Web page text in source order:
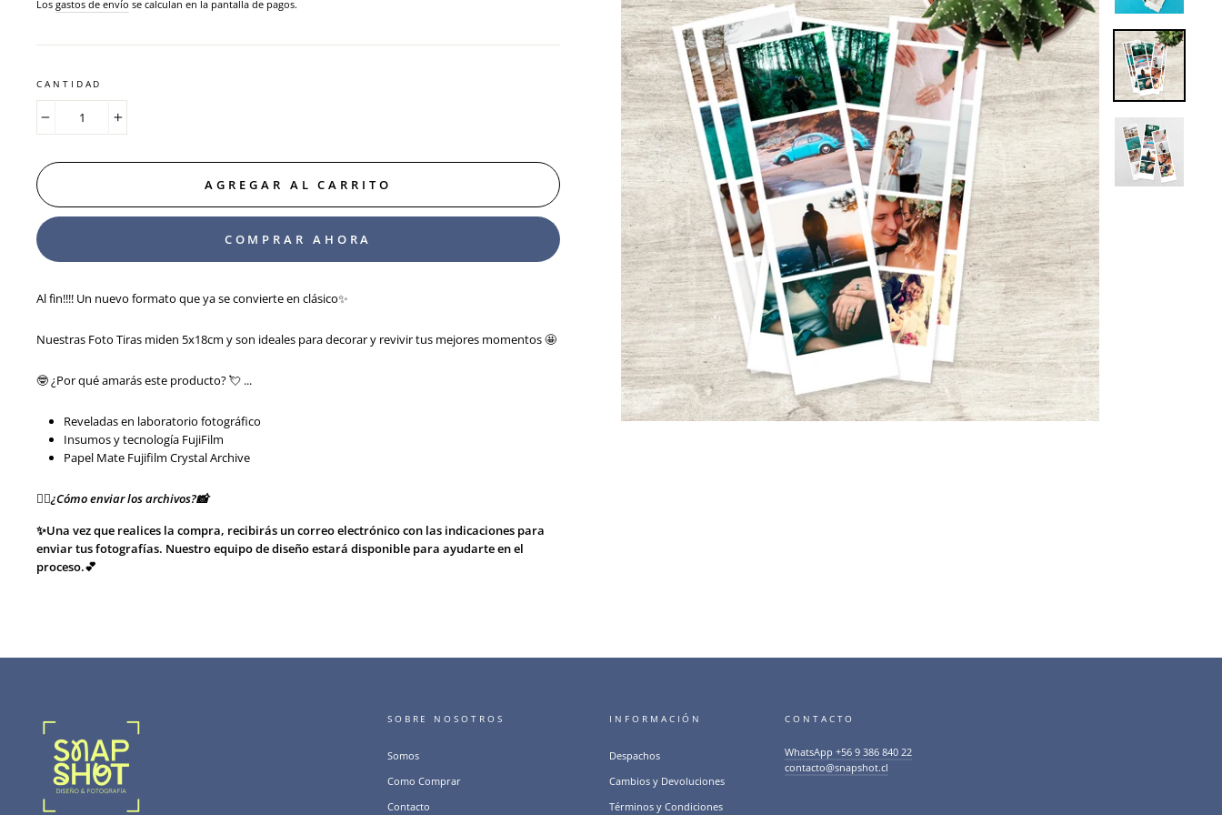
Los gastos de envío se calculan en la pantalla de pagos.
CANTIDAD
AGREGAR AL CARRITO
COMPRAR AHORA
Al fin!!!! Un nuevo formato que ya se convierte en clásico✨
Nuestras Foto Tiras miden 5x18cm y son ideales para decorar y revivir tus mejores momentos 🤩
🤓 ¿Por qué amarás este producto? 💘 ...
Reveladas en laboratorio fotográfico
Insumos y tecnología FujiFilm
Papel Mate Fujifilm Crystal Archive
👉🏻¿Cómo enviar los archivos?📸
✨Una vez que realices la compra, recibirás un correo electrónico con las indicaciones para
enviar tus fotografías. Nuestro equipo de diseño estará disponible para ayudarte en el
proceso.💕
SOBRE NOSOTROS
Somos
Como Comprar
Contacto
INFORMACIÓN
Despachos
Cambios y Devoluciones
Términos y Condiciones
CONTACTO
WhatsApp +56 9 386 840 22
contacto@snapshot.cl